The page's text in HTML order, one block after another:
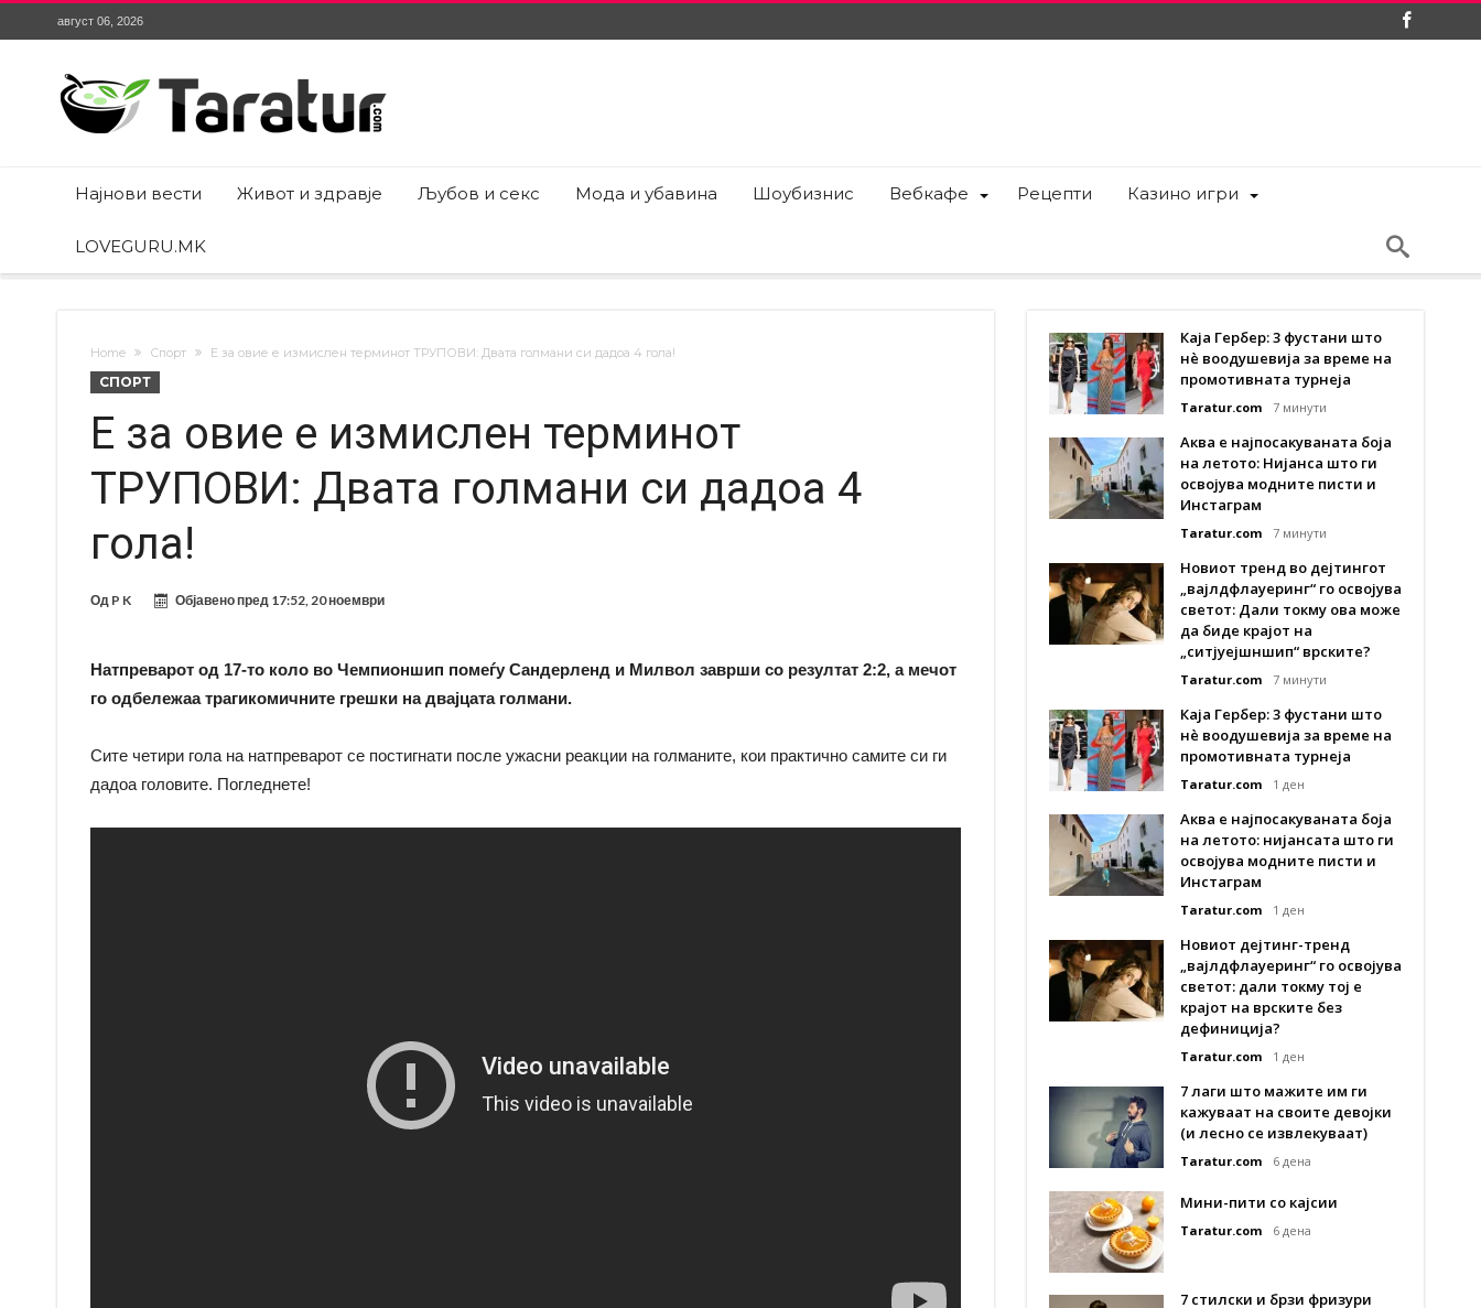
август 06, 2026
Најнови вести Живот и здравје Љубов и секс Мода и убавина Шоубизнис Вебкафе Рецепти Казино игри
LOVEGURU.MK
Home Спорт Е за овие е измислен терминот ТРУПОВИ: Двата голмани си дадоа 4 гола!
СПОРТ
Е за овие е измислен терминот
ТРУПОВИ: Двата голмани си дадоа 4
гола!
Од P K Објавено пред 17:52, 20 ноември
Натпреварот од 17-то коло во Чемпионшип помеѓу Сандерленд и Милвол заврши со резултат 2:2, а мечот
го одбележаа трагикомичните грешки на двајцата голмани.
Сите четири гола на натпреварот се постигнати после ужасни реакции на голманите, кои практично самите си ги
дадоа головите. Погледнете!
Каја Гербер: 3 фустани што
нè воодушевија за време на
промотивната турнеја
Taratur.com 7 минути
Аква е најпосакуваната боја
на летото: Нијанса што ги
освојува модните писти и
Инстаграм
Taratur.com 7 минути
Новиот тренд во дејтингот
„вајлдфлауеринг“ го освојува
светот: Дали токму ова може
да биде крајот на
„ситјуејшншип“ врските?
Taratur.com 7 минути
Каја Гербер: 3 фустани што
нè воодушевија за време на
промотивната турнеја
Taratur.com 1 ден
Аква е најпосакуваната боја
на летото: нијансата што ги
освојува модните писти и
Инстаграм
Taratur.com 1 ден
Новиот дејтинг-тренд
„вајлдфлауеринг“ го освојува
светот: дали токму тој е
крајот на врските без
дефиниција?
Taratur.com 1 ден
7 лаги што мажите им ги
кажуваат на своите девојки
(и лесно се извлекуваат)
Taratur.com 6 дена
Мини-пити со кајсии
Taratur.com 6 дена
7 стилски и брзи фризури